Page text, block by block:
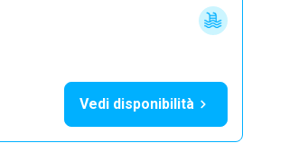
Vedi disponibilità